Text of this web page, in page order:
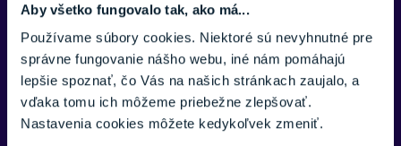
Aby všetko fungovalo tak, ako má...
Používame súbory cookies. Niektoré sú nevyhnutné pre
správne fungovanie nášho webu, iné nám pomáhajú
lepšie spoznať, čo Vás na našich stránkach zaujalo, a
vďaka tomu ich môžeme priebežne zlepšovať.
Nastavenia cookies môžete kedykoľvek zmeniť.
FARBA
Oranžová, Zelená
ZNAČKA
Cébé
Zobraziť menej
VAŠE MENO:
E-MAIL: